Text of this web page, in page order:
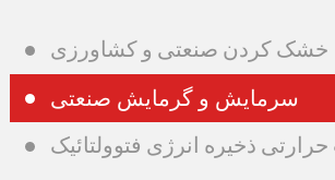
خشک کردن صنعتی و کشاورزی
سرمایش و گرمایش صنعتی
ذخیره انرژی فتوولتائیک